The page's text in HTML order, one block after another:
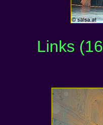
Links